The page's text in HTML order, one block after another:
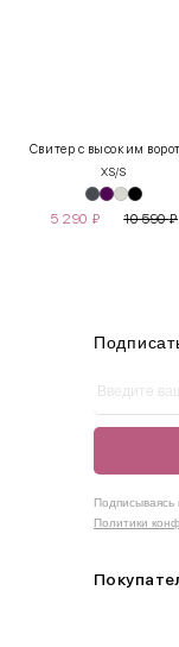
Свитер с высоким
XS/S
5 290 ₽ 10 590₽
42-50
Как правильно
Измеряется
Подписываясь
Политики